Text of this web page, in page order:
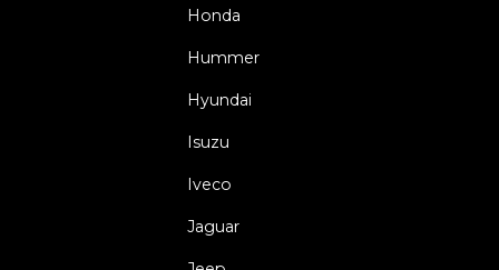
Honda
Hummer
Hyundai
Isuzu
Iveco
Jaguar